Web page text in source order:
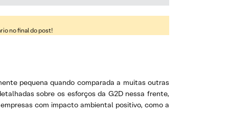
no final do post!
pequena quando comparada a muitas outras
sobre os esforços da G2D nessa frente,
com impacto ambiental positivo, como a